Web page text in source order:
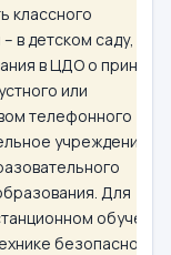
классного
в детском саду,
в ЦДО о
или
телефонного
учреждение
Для
обучении
безопасности;